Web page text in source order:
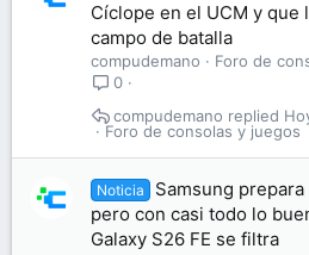
Cíclope en el UCM y que
campo de batalla
compudemano
Foro de
0
Foro de consolas y juegos
compudemano
Noticia
Samsung
pero con casi todo lo
Galaxy S26 FE se filtra